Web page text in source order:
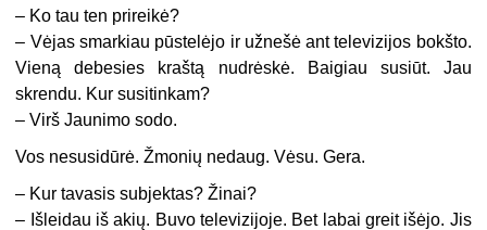
– Ko tau ten prireikė?
– Vėjas smarkiau pūstelėjo ir užnešė ant televizijos bokšto.
Vieną debesies kraštą nudrėskė. Baigiau susiūt. Jau
skrendu. Kur susitinkam?
–Virš Jaunimo sodo.
Vos nesusidūrė. Žmonių nedaug. Vėsu. Gera.
– Kur tavasis subjektas? Žinai?
– Išleidau iš akių. Buvo televizijoje. Bet labai greit išėjo. Jis